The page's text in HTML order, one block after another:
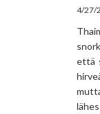
4/27/
että